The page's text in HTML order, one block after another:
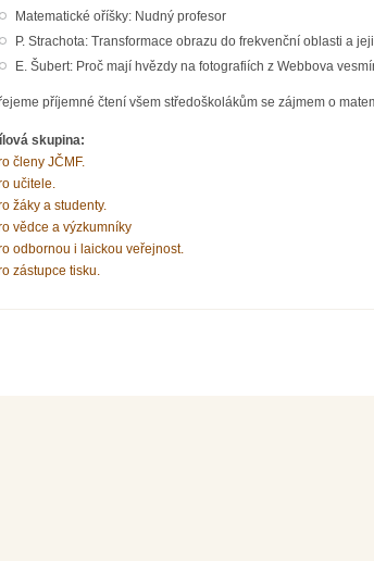
Matematické oříšky: Nudný profesor
P. Strachota: Transformace obrazu do frekvenční oblasti a
E. Šubert: Proč mají hvězdy na fotografiích z Webbova
příjemné čtení všem středoškolákům se zájmem o
skupina:
členy JČMF.
učitele.
žáky a studenty.
vědce a výzkumníky
odbornou i laickou veřejnost.
zástupce tisku.